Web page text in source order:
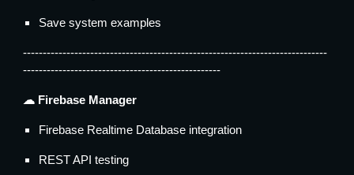
Save system examples
-----------------------------------------------------------------------------
--------------------------------------------------
☁ Firebase Manager
Firebase Realtime Database integration
REST API testing